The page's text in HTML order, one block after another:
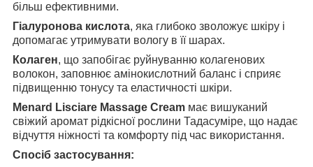
більш ефективними.
Гіалуронова кислота, яка глибоко зволожує шкіру і
допомагає утримувати вологу в її шарах.
Колаген, що запобігає руйнуванню колагенових
волокон, заповнює амінокислотний баланс і сприяє
підвищенню тонусу та еластичності шкіри.
Menard Lisciare Massage Cream має вишуканий
свіжий аромат рідкісної рослини Тадасуміре, що надає
відчуття ніжності та комфорту під час використання.
Спосіб застосування: